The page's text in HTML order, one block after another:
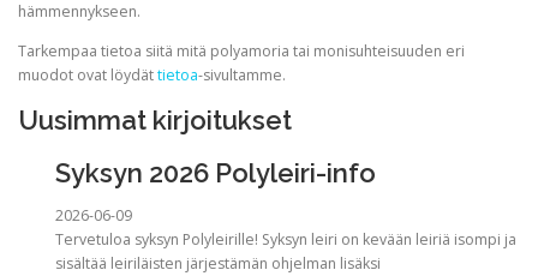
hämmennykseen.
Tarkempaa tietoa siitä mitä polyamoria tai monisuhteisuuden eri
muodot ovat löydättietoa-sivultamme.
Uusimmat kirjoitukset
Syksyn 2026 Polyleiri-info
2026-06-09
Tervetuloa syksyn Polyleirille! Syksyn leiri on kevään leiriä isompi ja
sisältää leiriläisten järjestämän ohjelman lisäksi